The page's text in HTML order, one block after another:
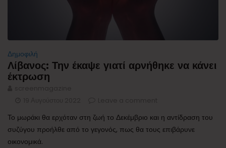
Δημοφιλή
Λίβανος: Την έκαψε γιατί αρνήθηκε να κάνει
έκτρωση
Το μωράκι θα ερχόταν στη ζωή το Δεκέμβριο και η αντίδραση του
συζύγου προήλθε από το γεγονός, πως θα τους επιβάρυνε
οικονομικά.